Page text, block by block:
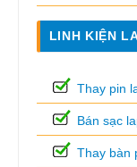
LINH KIỆN
Thay pin
Bán sạc
Thay bàn